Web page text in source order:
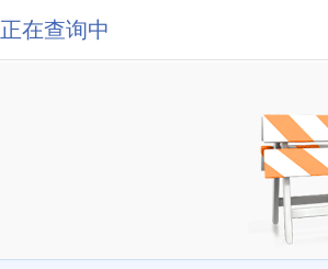
正在查询中